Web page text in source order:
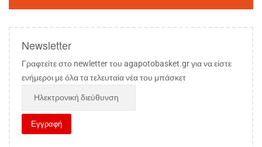
Newsletter
Γραφτείτε στο newletter του agapotobasket.gr για να είστε
ενήμεροι με όλα τα τελευταία νέα του μπάσκετ